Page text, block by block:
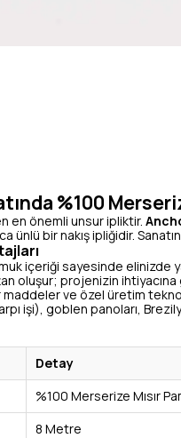
%100
en önemli unsur ipliktir.
ünlü bir nakış ipliğidir.
içeriği sayesinde elinizde
oluşur; projenizin
ve özel üretim
işi), goblen panoları,
Detay
%100 Merserize Mısır
8 Metre